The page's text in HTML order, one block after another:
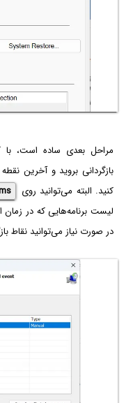
مراحل بعدی ساده است،
بازگردانی بروید و آخرین
کنید. البته می‌توانید روی
لیست برنامه‌هایی که در زمان
در صورت نیاز می‌توانید نقاط